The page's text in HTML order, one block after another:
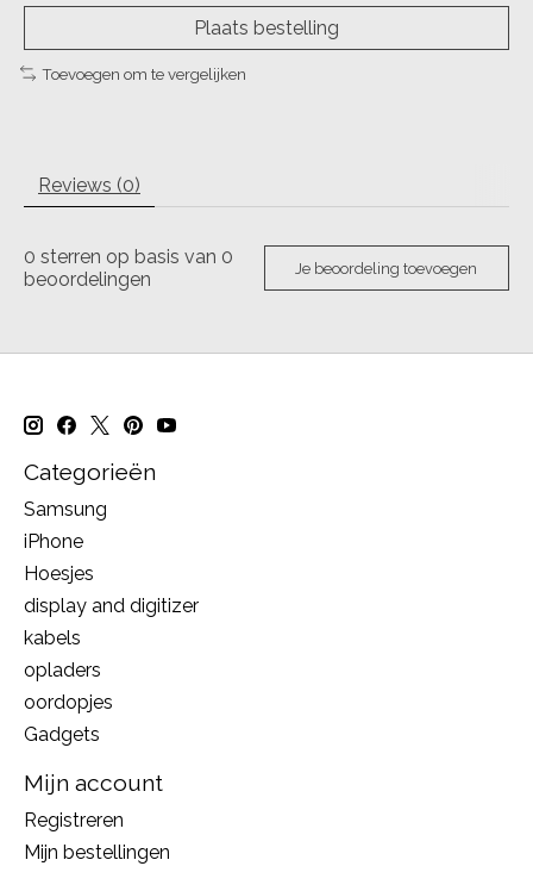
Plaats bestelling
Toevoegen om te vergelijken
Reviews (0)
0 sterren op basis van 0
beoordelingen
Je beoordeling toevoegen
Categorieën
Samsung
iPhone
Hoesjes
display and digitizer
kabels
opladers
oordopjes
Gadgets
Mijn account
Registreren
Mijn bestellingen